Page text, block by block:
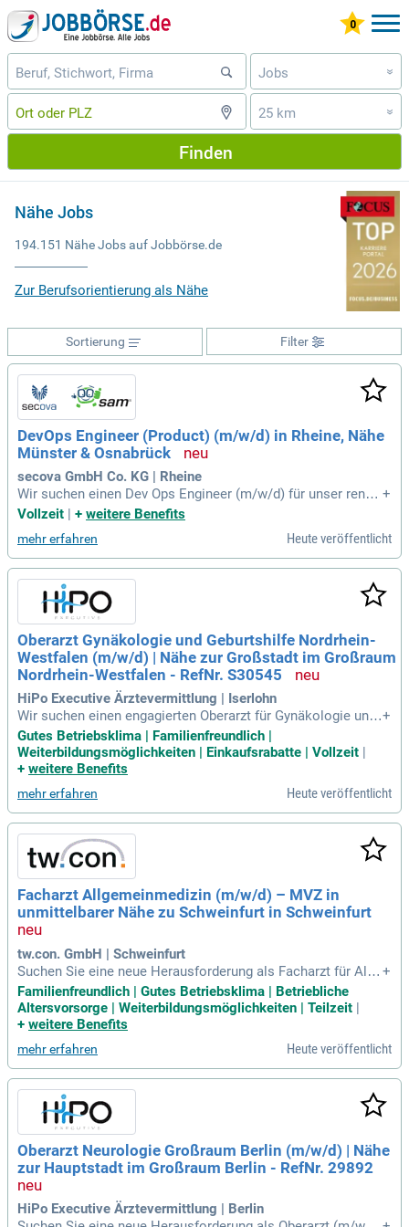
Jobs »
25 km »
Finden
Nähe Jobs
194.151 Nähe Jobs auf Jobbörse.de
Zur Berufsorientierung als Nähe
Filter
Sortierung
DevOps Engineer (Product) (m/w/d) in Rheine, Nähe
Münster & Osnabrück
secova GmbH Co. KG | Rheine
Wir suchen einen Dev Ops Engineer (m/w/d) für unser reno
mmiertes IT-Unternehmen in Rheine, nahe Münster und Osn
k", entwickelst Du innovative EHS-Softwarelösungen wie sa
m® und sam®-EHS-Manager. Als Teil unseres Produktentwi
cklungsteams übernimmst Du die Verantwortung für die Pro
duktionsinfrastruktur von sam®. Du garantierst, dass die Er
gebnisse unserer Produktteams sicher, performant und zuve
rlässig bei unseren Kunden ankommen. Arbeite eng mit Dei
nem Team zusammen und gestalte aktiv den Lieferprozess.
Werde Teil unseres dynamischen Teams und bring Deine Tal
ente bei secova ein!
+
Vollzeit | + weitere Benefits
mehr erfahren Heute veröffentlicht
Oberarzt Gynäkologie und Geburtshilfe Nordrhein-
Westfalen (m/w/d) | Nähe zur Großstadt im Großraum
Nordrhein-Westfalen - RefNr. S30545
HiPo Executive Ärztevermittlung | Iserlohn
Wir suchen einen engagierten Oberarzt für Gynäkologie und
Geburtshilfe (m/w/d) für eine führende Klinik. Diese modern
e Einrichtung bietet patientenzentrierte Versorgung und inte
rdisziplinäre Zusammenarbeit. Mit neuestem Equipment un
he Standards. Jährlich erfolgen rund 900 Geburten, was eine
umfassende Betreuung für werdende Mütter garantiert. Das
gynäkologische Spektrum umfasst innovative konservative
und operative Verfahren. Nutzen Sie die Chance, Ihre Experti
se in einer dynamischen Umgebung weiterzuentwickeln!
+
Gutes Betriebsklima | Familienfreundlich |
Weiterbildungsmöglichkeiten | Einkaufsrabatte | Vollzeit
+ weitere Benefits
mehr erfahren Heute veröffentlicht
Facharzt Allgemeinmedizin (m/w/d) – MVZ in
unmittelbarer Nähe zu Schweinfurt in Schweinfurt
tw.con. GmbH | Schweinfurt
Suchen Sie eine neue Herausforderung als Facharzt für Allg
emeinmedizin (m/w/d) in der Nähe von Schweinfurt? In uns
erem modernen MVZ bieten wir Ihnen geregelte, familienfre
undliche Arbeitszeiten und ein kollegiales Team. Profitieren
usstattung, die Ihnen eine langfristige Perspektive in der am
bulanten Versorgung ermöglicht. In unserem wertschätzend
en Arbeitsumfeld stehen patientenorientierte Versorgung un
d enge Teamarbeit im Fokus. Bewerben Sie sich jetzt unter
JOB-ID: 103802 und gestalten Sie Ihre berufliche Zukunft akt
iv mit. Starten Sie zum nächstmöglichen Zeitpunkt und über
nehmen Sie die hausärztliche Versorgung Ihrer Patienten!
+
Familienfreundlich | Gutes Betriebsklima | Betriebliche
Altersvorsorge | Weiterbildungsmöglichkeiten | Teilzeit |
+ weitere Benefits
mehr erfahren Heute veröffentlicht
Oberarzt Neurologie Großraum Berlin (m/w/d) | Nähe
zur Hauptstadt im Großraum Berlin - RefNr. 29892
HiPo Executive Ärztevermittlung | Berlin